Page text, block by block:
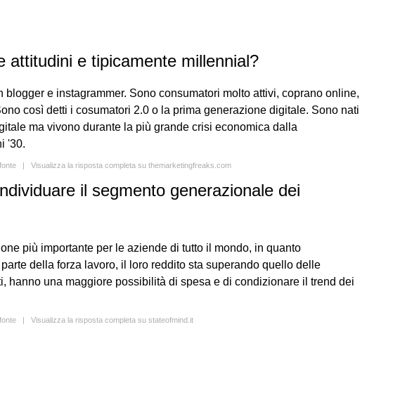
attitudini e tipicamente millennial?
blogger e instagrammer. Sono consumatori molto attivi, coprano online,
così detti i cosumatori 2.0 o la prima generazione digitale. Sono nati
ma vivono durante la più grande crisi economica dalla
'30.
| Visualizza la risposta completa su themarketingfreaks.com
il segmento generazionale dei
più importante per le aziende di tutto il mondo, in quanto
della forza lavoro, il loro reddito sta superando quello delle
hanno una maggiore possibilità di spesa e di condizionare il trend dei
| Visualizza la risposta completa su stateofmind.it